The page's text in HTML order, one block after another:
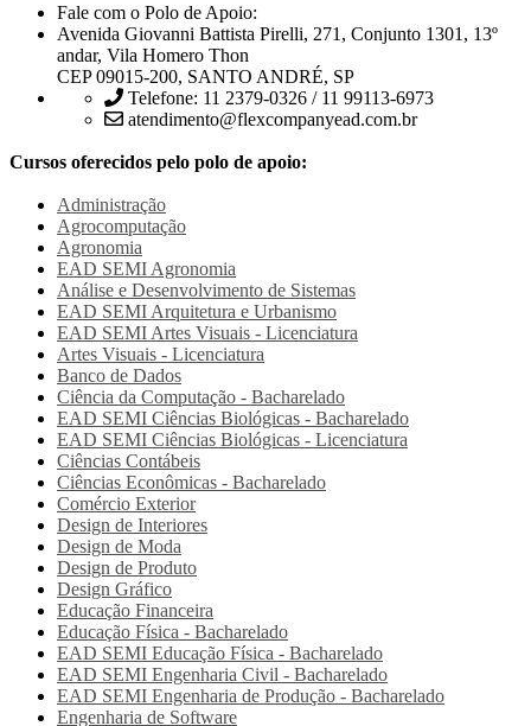
Fale com o Polo de Apoio:
Avenida Giovanni Battista Pirelli, 271, Conjunto 1301, 13º
andar, Vila Homero Thon
CEP 09015-200, SANTO ANDRÉ, SP
Telefone: 11 2379-0326 / 11 99113-6973
atendimento@flexcompanyead.com.br
Cursos oferecidos pelo polo de apoio:
Administração
Agrocomputação
Agronomia
EAD SEMI Agronomia
Análise e Desenvolvimento de Sistemas
EAD SEMI Arquitetura e Urbanismo
EAD SEMI Artes Visuais - Licenciatura
Artes Visuais - Licenciatura
Banco de Dados
Ciência da Computação - Bacharelado
EAD SEMI Ciências Biológicas - Bacharelado
EAD SEMI Ciências Biológicas - Licenciatura
Ciências Contábeis
Ciências Econômicas - Bacharelado
Comércio Exterior
Design de Interiores
Design de Moda
Design de Produto
Design Gráfico
Educação Financeira
Educação Física - Bacharelado
EAD SEMI Educação Física - Bacharelado
EAD SEMI Engenharia Civil - Bacharelado
EAD SEMI Engenharia de Produção - Bacharelado
Engenharia de Software